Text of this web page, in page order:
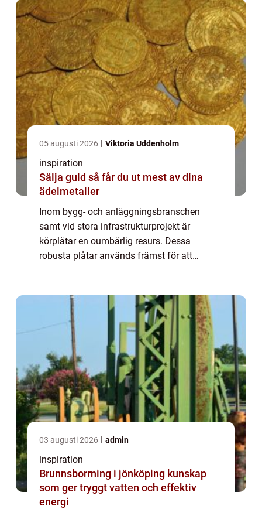
05 augusti 2026 Viktoria Uddenholm
inspiration
Sälja guld så får du ut mest av dina
ädelmetaller
Inom bygg- och anläggningsbranschen
samt vid stora infrastrukturprojekt är
körplåtar en oumbärlig resurs. Dessa
robusta plåtar används främst för att
03 augusti 2026 admin
inspiration
Brunnsborrning i jönköping kunskap
som ger tryggt vatten och effektiv
energi